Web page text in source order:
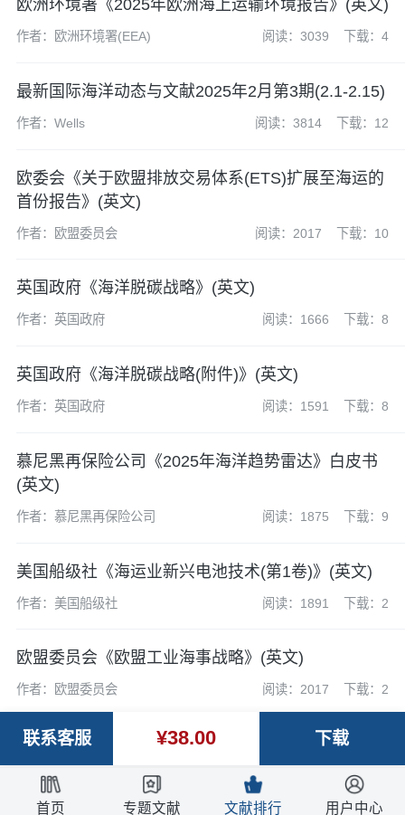
欧洲环境署《2025年欧洲海上运输环境报告》(英文)
作者：欧洲环境署(EEA) 阅读：3039 下载：4
最新国际海洋动态与文献2025年2月第3期(2.1-2.15)
作者：Wells 阅读：3814 下载：12
欧委会《关于欧盟排放交易体系(ETS)扩展至海运的
首份报告》(英文)
作者：欧盟委员会 阅读：2017 下载：10
英国政府《海洋脱碳战略》(英文)
作者：英国政府 阅读：1666 下载：8
英国政府《海洋脱碳战略(附件)》(英文)
作者：英国政府 阅读：1591 下载：8
慕尼黑再保险公司《2025年海洋趋势雷达》白皮书
(英文)
作者：慕尼黑再保险公司 阅读：1875 下载：9
美国船级社《海运业新兴电池技术(第1卷)》(英文)
作者：美国船级社 阅读：1891 下载：2
欧盟委员会《欧盟工业海事战略》(英文)
作者：欧盟委员会 阅读：2017 下载：2
联系客服 ¥38.00 下载
首页 专题文献 文献排行 用户中心